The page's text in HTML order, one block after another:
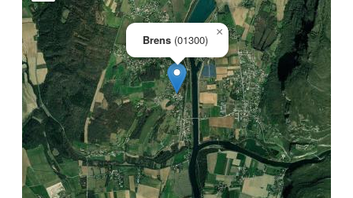
Brens (01300)
×